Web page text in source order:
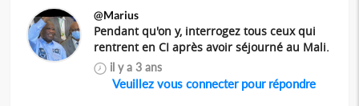
@Marius
Pendant qu'on y, interrogez tous ceux qui
rentrent en CI après avoir séjourné au Mali.
il y a 3 ans
Veuillez vous connecter pour répondre